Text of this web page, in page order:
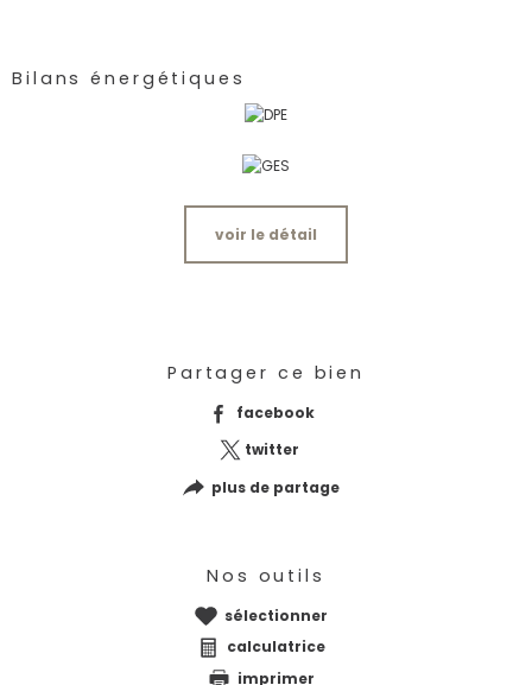
Bilans énergétiques
voir le détail
Partager ce bien
facebook
twitter
plus de partage
Nos outils
sélectionner
calculatrice
imprimer